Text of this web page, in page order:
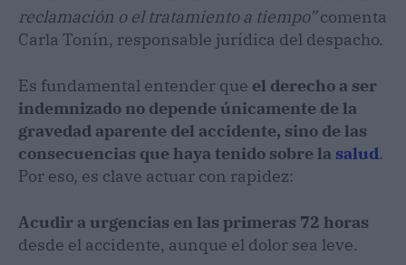
reclamación o el tratamiento a tiempo”comenta
Carla Tonín, responsable jurídica del despacho.
Es fundamental entender que el derecho a ser
indemnizado no depende únicamente de la
gravedad aparente del accidente, sino de las
consecuencias que haya tenido sobre la salud.
Por eso, es clave actuar con rapidez:
Acudir a urgencias en las primeras 72 horas
desde el accidente, aunque el dolor sea leve.